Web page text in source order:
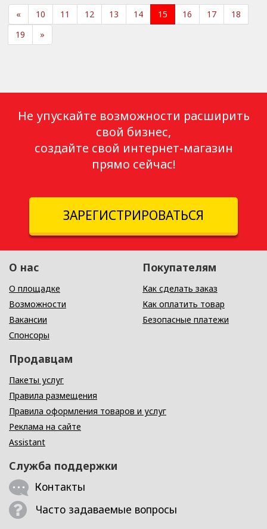
« 10 11 12 13 14 15 16 17
18
19
»
Не упускайте возможности расширить
свой бизнес,
создайте свой интернет-магазин
прямо сейчас!
ЗАРЕГИСТРИРОВАТЬСЯ
О нас
О площадке
Возможности
Вакансии
Спонсоры
Покупателям
Как сделать заказ
Как оплатить товар
Безопасные платежи
Продавцам
Пакеты услуг
Правила размещения
Правила оформления товаров и услуг
Реклама на сайте
Assistant
Служба поддержки
Контакты
Часто задаваемые вопросы